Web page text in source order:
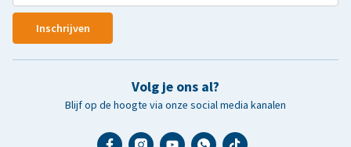
Inschrijven
Volg je ons al?
Blijf op de hoogte via onze social media kanalen